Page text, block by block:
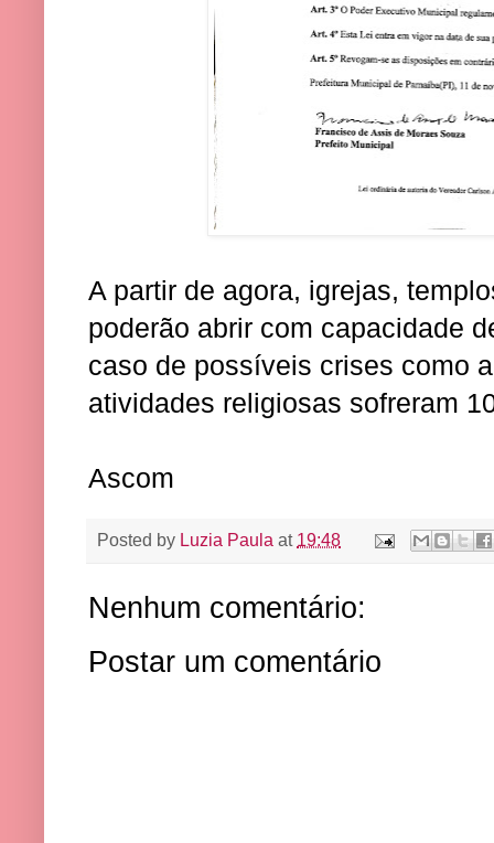
A partir de agora, igrejas,
poderão abrir com capacidade
caso de possíveis crises como
atividades religiosas sofreram
Ascom
Posted by Luzia Paula at 19:48
Nenhum comentário:
Postar um comentário